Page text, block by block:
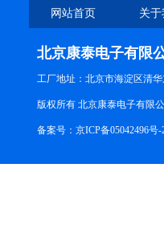
网站首页 关
北京康泰电子有限
工厂地址：北京市海淀区清
版权所有 北京康泰电子有限
备案号： 京ICP备05042496号-